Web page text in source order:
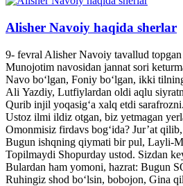
Alisher Navoiy haqida sherlar
9- fevral Alisher Navoiy tavallud
Munojotim navosidan jannat sori
Navo bo‘lgan, Foniy bo‘lgan, ikki
Ali Yazdiy, Lutfiylardan oldi aqlu
Qurib injil yoqasig‘a xalq etdi
Ustoz ilmi ildiz otgan, biz yetmagan
Omonmisiz firdavs bog‘ida? Jur’at
Bugun ishqning qiymati bir pul, Layli-
Topilmaydi Shopurday ustod. Sizdan
Bulardan ham yomoni, hazrat: Bugun
Ruhingiz shod bo‘lsin, bobojon, Gina